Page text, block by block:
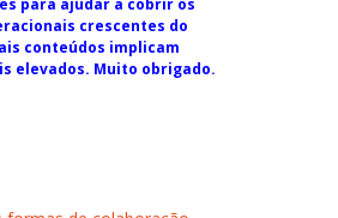
para ajudar a cobrir os
crescentes do
conteúdos implicam
elevados. Muito obrigado.